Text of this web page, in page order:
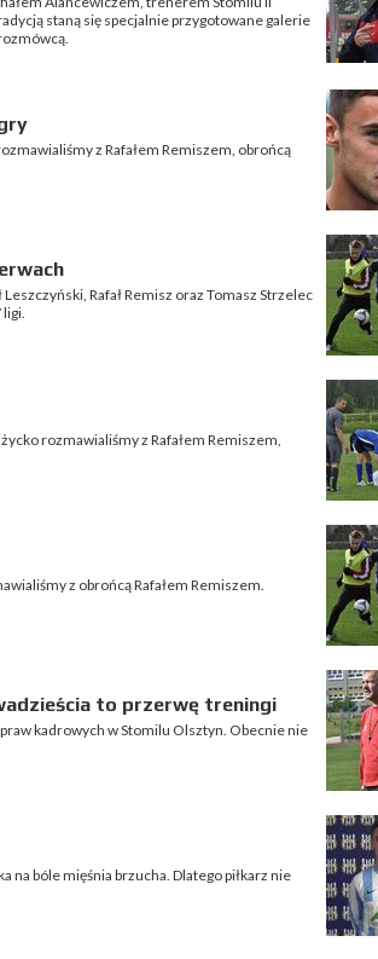
staną się specjalnie przygotowane galerie
z Rafałem Remiszem, obrońcą
Rafał Remisz oraz Tomasz Strzelec
rozmawialiśmy z Rafałem Remiszem,
z obrońcą Rafałem Remiszem.
to przerwę treningi
kadrowych w Stomilu Olsztyn. Obecnie nie
na bóle mięśnia brzucha. Dlatego piłkarz nie